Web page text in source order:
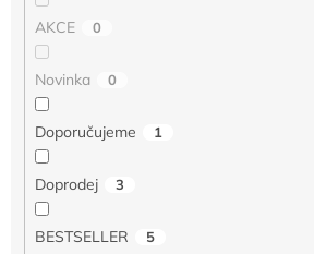
AKCE 0
Novinka 0
Doporučujeme 1
Doprodej 3
BESTSELLER 5